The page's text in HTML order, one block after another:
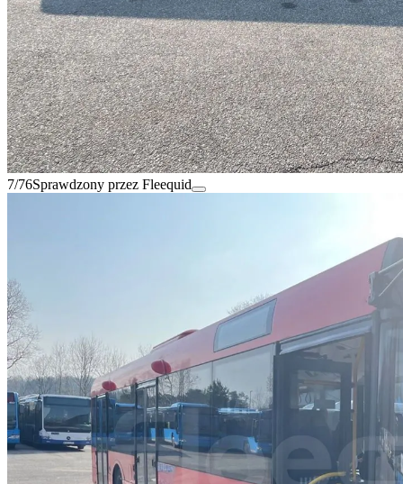
7/76Sprawdzony przez Fleequid